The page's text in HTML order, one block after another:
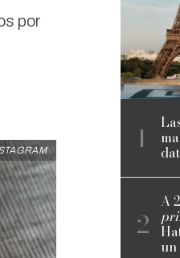
por
A
un